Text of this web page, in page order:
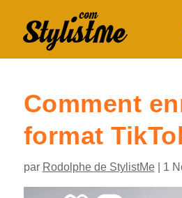
Comment
format
par Rodolphe de StylistMe| 1